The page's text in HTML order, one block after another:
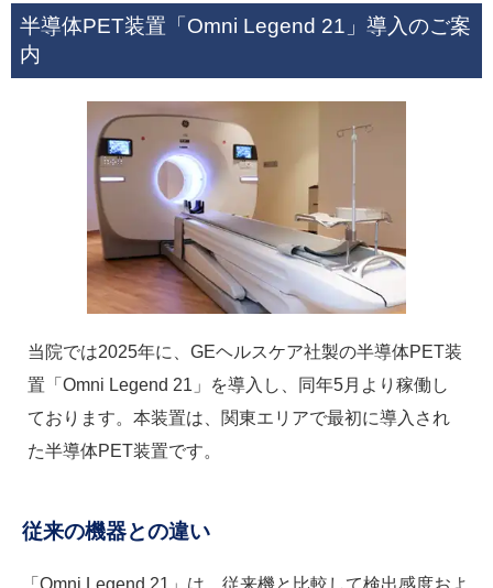
半導体PET装置「Omni Legend 21」導入のご案
内
当院では2025年に、GEヘルスケア社製の半導体PET装
置「Omni Legend 21」を導入し、同年5月より稼働し
ております。本装置は、関東エリアで最初に導入され
た半導体PET装置です。
従来の機器との違い